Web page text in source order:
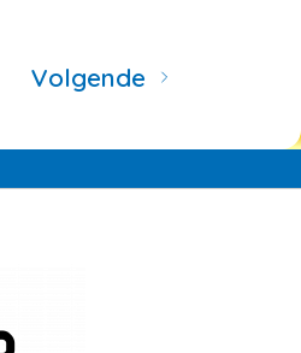
Volgende